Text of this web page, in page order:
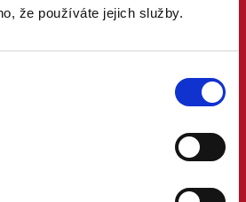
že používáte jejich služby.